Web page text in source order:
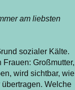
am liebsten
sozialer Kälte.
Großmutter,
wird sichtbar, wie
Welche